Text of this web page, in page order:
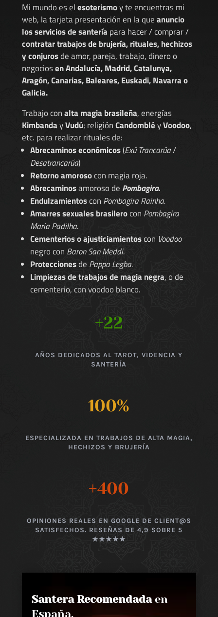
Mi mundo es elesoterismoy te encuentras mi
web, la tarjeta presentación en la queanuncio
los servicios de santería para hacer / comprar /
contratar trabajos de brujería, rituales, hechizos
y conjurosde amor, pareja, trabajo, dinero o
negociosen Andalucía, Madrid, Catalunya,
Aragón, Canarias, Baleares, Euskadi, Navarra o
Galicia.
Trabajo conalta magia brasileña, energías
KimbandayVudú; religiónCandombléyVoodoo,
etc. para realizar rituales de:
Abrecaminos económicos(Exú Trancarúa/
Desatrancarúa)
Retorno amorosocon magia roja.
Abrecaminosamoroso de Pombagira.
Endulzamientoscon Pombagira Rainha.
Amarres sexuales brasilerocon Pombagira
Maria Padilha.
Cementerios o ajusticiamientoscon Voodoo
negro con Baron San Meddi.
Proteccionesde Pappa Legba.
Limpiezas de trabajos de magia negra, o de
cementerio, con voodoo blanco.
+22
AÑOS DEDICADOS AL TAROT, VIDENCIA Y
SANTERÍA
100%
ESPECIALIZADA EN TRABAJOS DE ALTA MAGIA,
HECHIZOS Y BRUJERÍA
+400
OPINIONES REALES EN GOOGLE DE CLIENT@S
SATISFECHOS. RESEÑAS DE 4,9 SOBRE 5
★★★★★
Santera Recomendadaen
España,